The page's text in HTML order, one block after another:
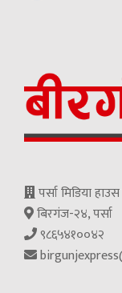
पर्सा मिडिया हाउस
बिरगंज-२४, पर्सा
९८६५४१००४२